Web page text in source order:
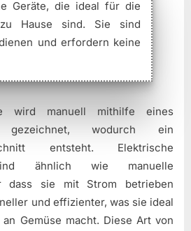
Geräte, die ideal für die
zu Hause sind. Sie sind
und erfordern keine
wird manuell mithilfe eines
gezeichnet, wodurch ein
entsteht. Elektrische
ähnlich wie manuelle
dass sie mit Strom betrieben
und effizienter, was sie ideal
Gemüse macht. Diese Art von